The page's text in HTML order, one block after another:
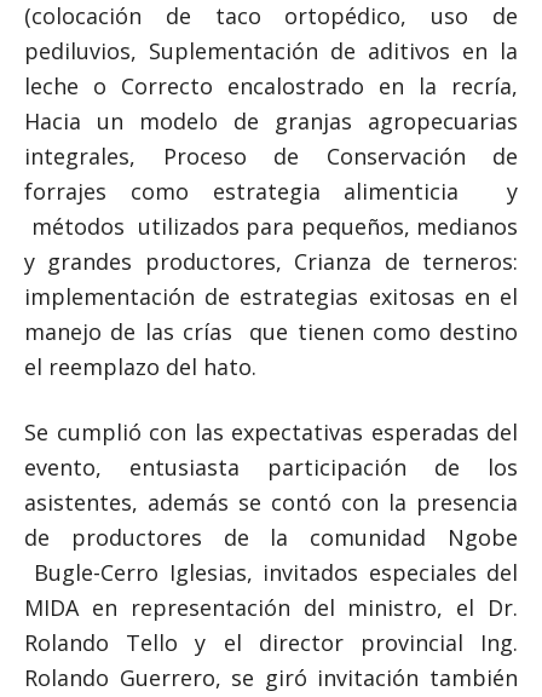
(colocación de taco ortopédico, uso de
pediluvios, Suplementación de aditivos en la
leche o Correcto encalostrado en la recría,
Hacia un modelo de granjas agropecuarias
integrales, Proceso de Conservación de
forrajes como estrategia alimenticia y
métodos utilizados para pequeños, medianos
y grandes productores, Crianza de terneros:
implementación de estrategias exitosas en el
manejo de las crías que tienen como destino
el reemplazo del hato.
Se cumplió con las expectativas esperadas del
evento, entusiasta participación de los
asistentes, además se contó con la presencia
de productores de la comunidad Ngobe
Bugle-Cerro Iglesias, invitados especiales del
MIDA en representación del ministro, el Dr.
Rolando Tello y el director provincial Ing.
Rolando Guerrero, se giró invitación también